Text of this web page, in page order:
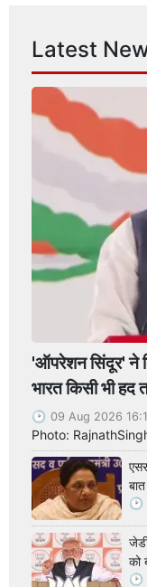
Latest
'ऑपरेशन सिंदूर' ने
भारत किसी भी
09 Aug 2026
Photo:
को